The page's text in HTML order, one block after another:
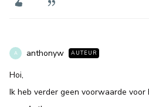
A anthonyw AUTEUR
Hoi,
Ik heb verder geen voorwaarde